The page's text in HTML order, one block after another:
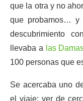
que la otra y no
que probamos… y
descubrimiento
llevaba a las
100 personas que
Se acercaba uno
el viaje: ver de